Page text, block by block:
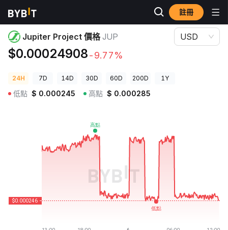
註冊
加密貨幣價格
Jupiter Project 價格 JUP
$0.00024908-9.77%
USD
24H 7D 14D 30D 60D 200D 1Y
低點 $ 0.000245 高點 $ 0.000285